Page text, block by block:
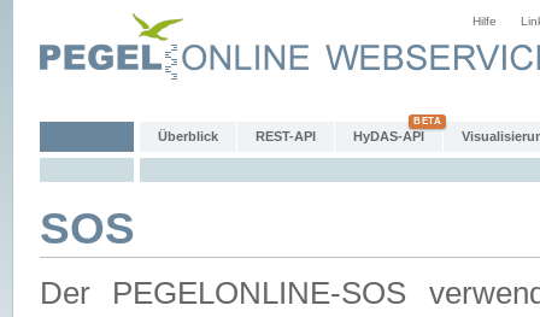
Hilfe
Überblick REST-API HyDAS-API
SOS
Der PEGELONLINE-SOS